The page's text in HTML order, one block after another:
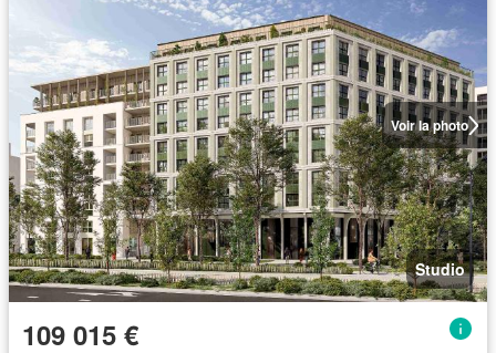
Voir la photo
Studio
109 015 €